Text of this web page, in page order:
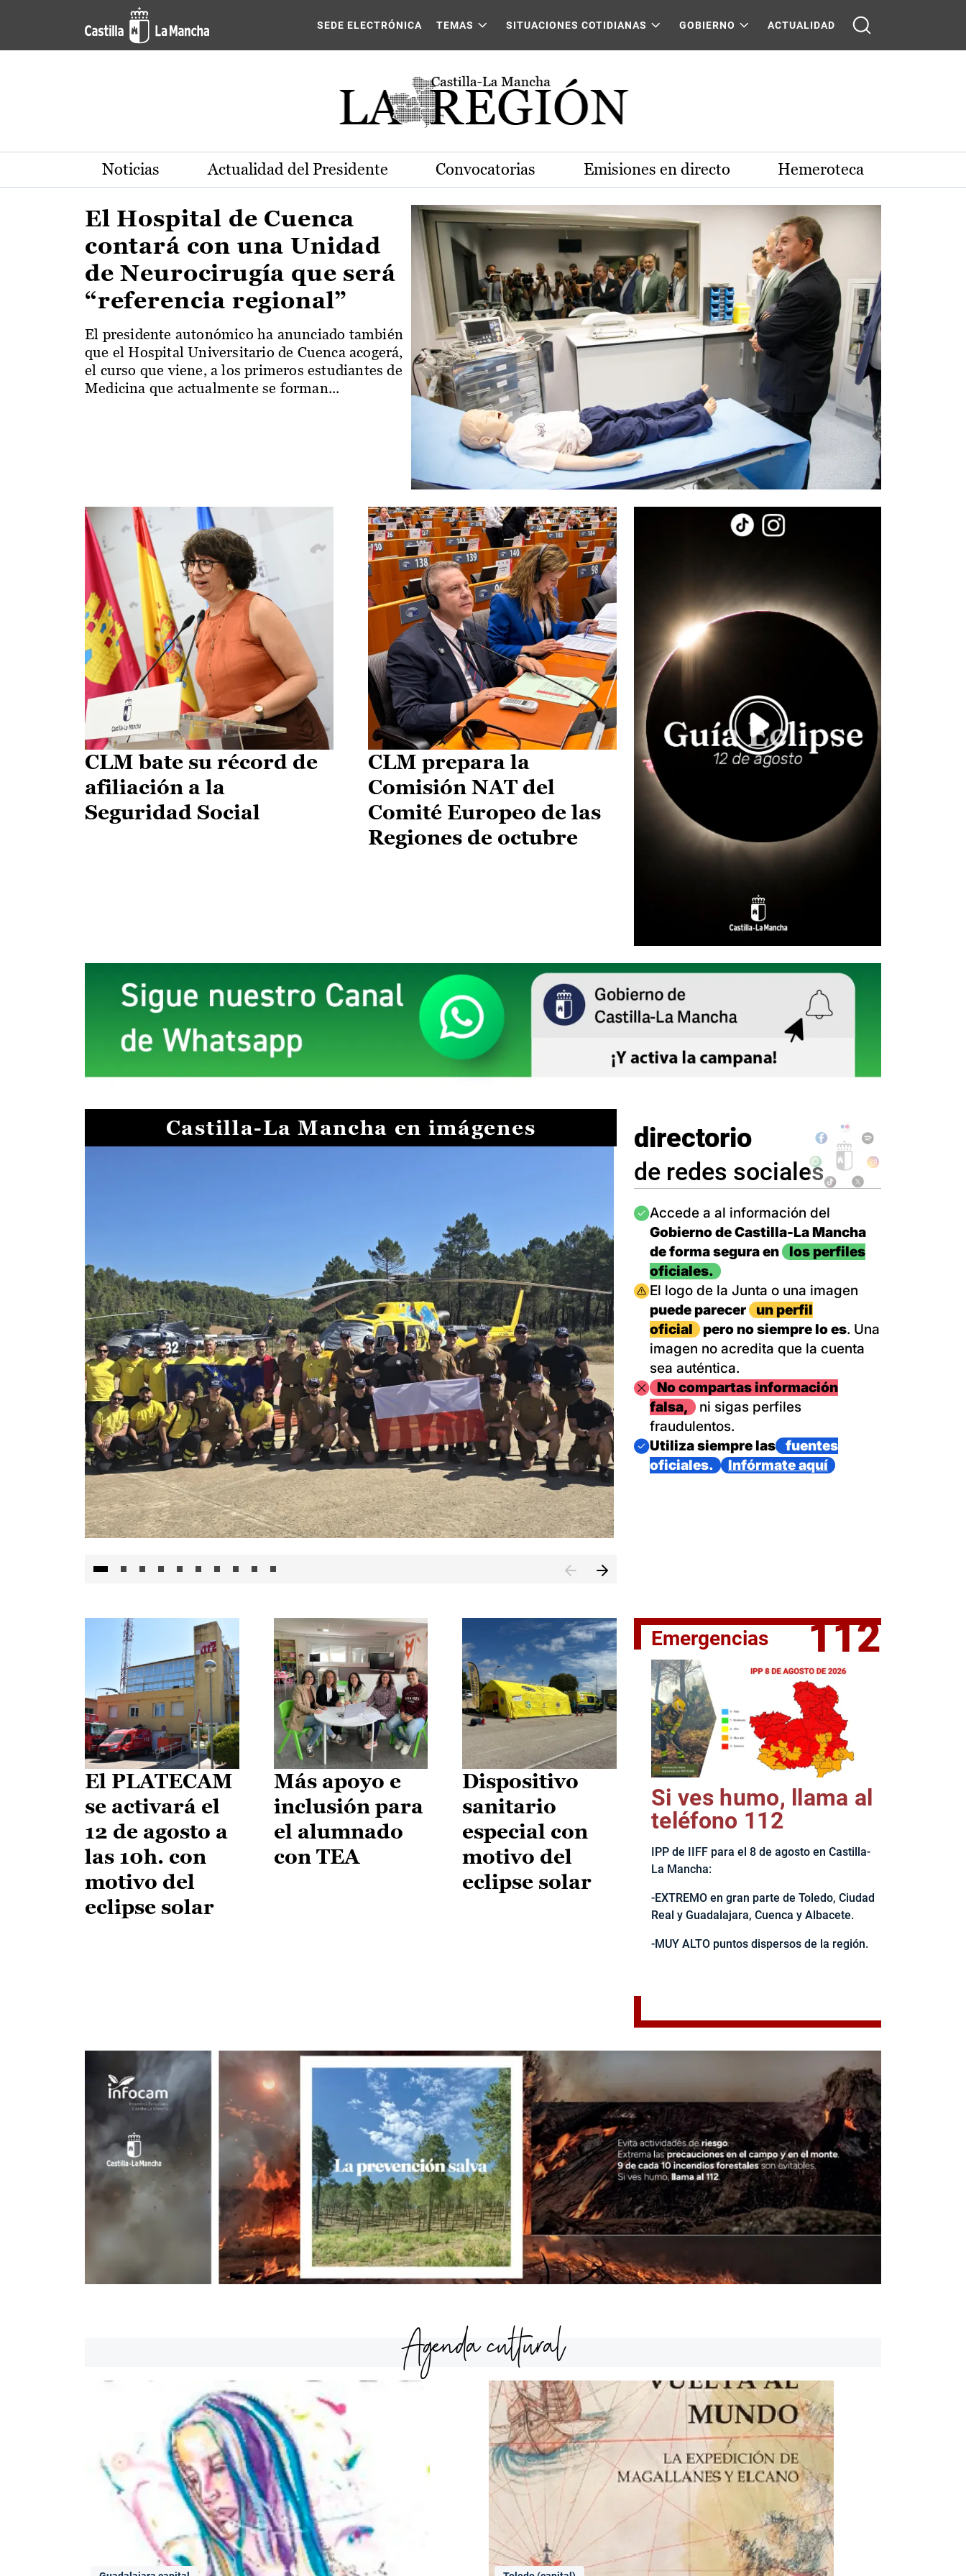
Pasar al contenido principal
Actualidad de la región de Castilla-La Mancha
SEDE ELECTRÓNICA TEMAS SITUACIONES COTIDIANAS GOBIERNO ACTUALIDAD
Noticias Actualidad del Presidente Convocatorias Emisiones en directo Hemeroteca
El Hospital de Cuenca
contará con una Unidad
de Neurocirugía que será
“referencia regional”
El presidente autonómico ha anunciado también
que el Hospital Universitario de Cuenca acogerá,
el curso que viene, a los primeros estudiantes de
Medicina que actualmente se forman...
CLM bate su récord de
afiliación a la
Seguridad Social
CLM prepara la
Comisión NAT del
Comité Europeo de las
Regiones de octubre
Castilla-La Mancha en imágenes
II Vuelta Ciclista CLM LEADER
directorio
de redes sociales
Imagen
Accede a al información del
Gobierno de Castilla-La Mancha
de forma segura en
los perfiles
oficiales.
Imagen
El logo de la Junta o una imagen
puede parecer
un perfil
oficial
pero no siempre lo es. Una
imagen no acredita que la cuenta
sea auténtica.
ImagenNo compartas información
falsa,
ni sigas perfiles
fraudulentos.
Imagen
Utiliza siempre las
fuentes
oficiales.
Infórmate aquí
El PLATECAM
se activará el
12 de agosto a
las 10h. con
motivo del
eclipse solar
Más apoyo e
inclusión para
el alumnado
con TEA
Dispositivo
sanitario
especial con
motivo del
eclipse solar
Emergencias 112
Si ves humo, llama al
teléfono 112
IPP de IIFF para el 8 de agosto en Castilla-
La Mancha:
-EXTREMO en gran parte de Toledo, Ciudad
Real y Guadalajara, Cuenca y Albacete.
-MUY ALTO puntos dispersos de la región.
Agenda cultural